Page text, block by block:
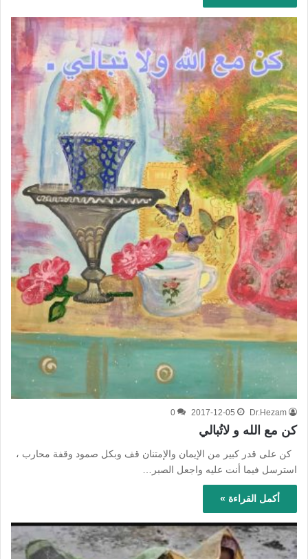
Dr.Hezam
2017-12-05
0
كن مع الله و لاتُبالي
كن على قدر كبير من الإيمان والإمتنان قف وبكل صمود وقفة محارب ،
استرسل فيما أنت عليه واجعل الصبر…
أكمل القراءة »